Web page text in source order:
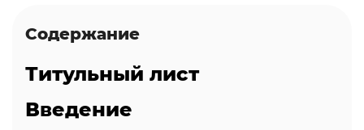
Содержание
Титульный лист
Введение